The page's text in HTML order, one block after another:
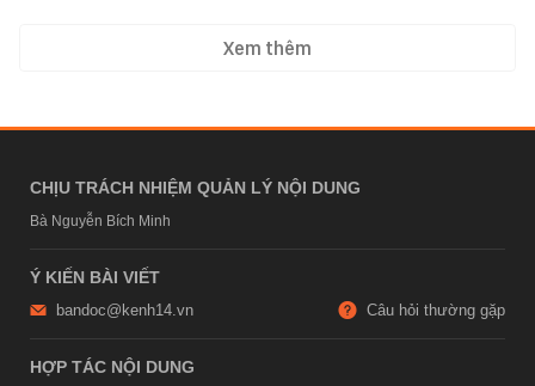
Xem thêm
CHỊU TRÁCH NHIỆM QUẢN LÝ NỘI DUNG
Bà Nguyễn Bích Minh
Ý KIẾN BÀI VIẾT
bandoc@kenh14.vn Câu hỏi thường gặp
HỢP TÁC NỘI DUNG